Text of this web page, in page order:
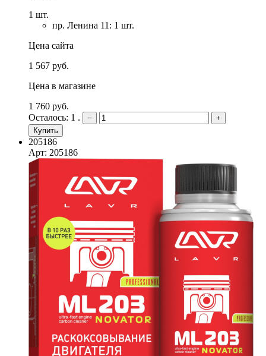
1 шт.
пр. Ленина 11: 1 шт.
Цена сайта
1 567 руб.
Цена в магазине
1 760 руб.
Осталось: 1 .
−
+
Купить
205186
Арт: 205186